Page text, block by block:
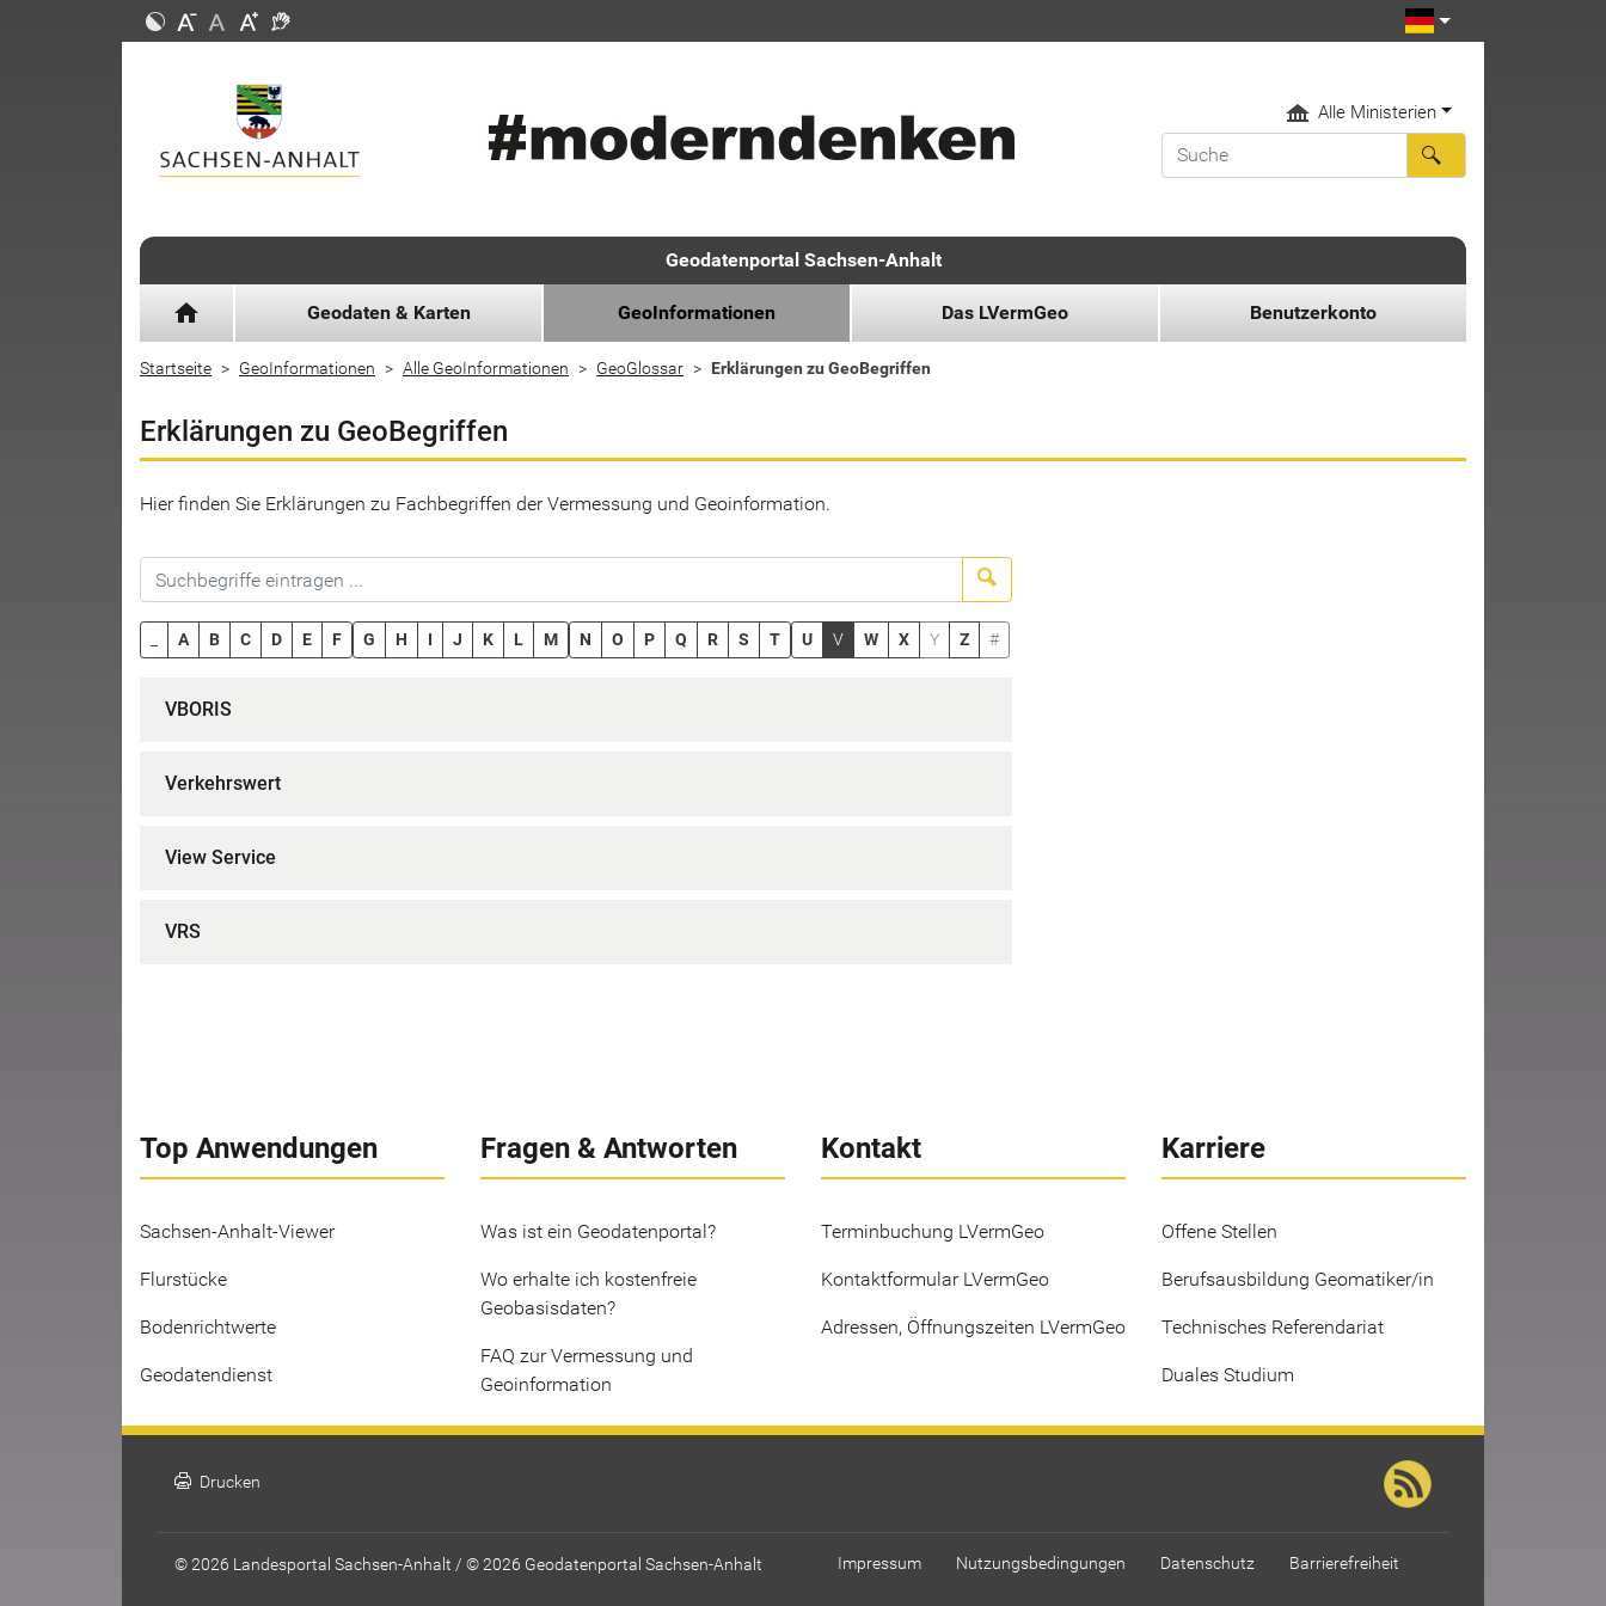
Alle Ministerien
Geodatenportal Sachsen-Anhalt
home Geodaten & Karten GeoInformationen Das LVermGeo Benutzerkonto
Startseite GeoInformationen Alle GeoInformationen GeoGlossar Erklärungen zu GeoBegriffen
Erklärungen zu GeoBegriffen
Hier finden Sie Erklärungen zu Fachbegriffen der Vermessung und Geoinformation.
A B C D E F G H I J K L M N O P Q R S T U V W X Y Z #
VBORIS
Verkehrswert
View Service
VRS
Top Anwendungen
Sachsen-Anhalt-Viewer
Flurstücke
Bodenrichtwerte
Geodatendienst
Fragen & Antworten
Was ist ein Geodatenportal?
Wo erhalte ich kostenfreie
Geobasisdaten?
FAQ zur Vermessung und
Geoinformation
Kontakt
Terminbuchung LVermGeo
Kontaktformular LVermGeo
Adressen, Öffnungszeiten LVermGeo
Karriere
Offene Stellen
Berufsausbildung Geomatiker/in
Technisches Referendariat
Duales Studium
print Drucken
© 2026 Landesportal Sachsen-Anhalt / © 2026 Geodatenportal Sachsen-Anhalt Impressum Nutzungsbedingungen Datenschutz Barrierefreiheit